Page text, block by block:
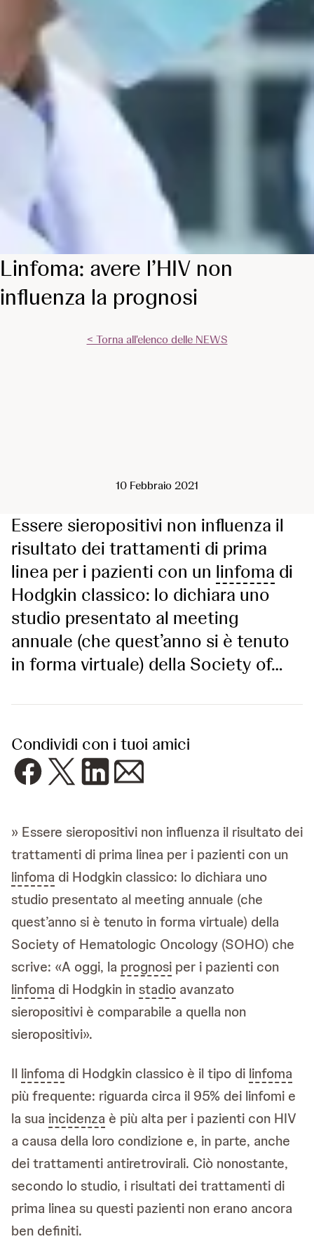
Linfoma: avere l’HIV non
influenza la prognosi
< Torna all'elenco delle NEWS
10 Febbraio 2021
Essere sieropositivi non influenza il
risultato dei trattamenti di prima
linea per i pazienti con un linfoma di
Hodgkin classico: lo dichiara uno
studio presentato al meeting
annuale (che quest’anno si è tenuto
in forma virtuale) della Society of…
Condividi con i tuoi amici
» Essere sieropositivi non influenza il risultato dei
trattamenti di prima linea per i pazienti con un
linfoma di Hodgkin classico: lo dichiara uno
studio presentato al meeting annuale (che
quest’anno si è tenuto in forma virtuale) della
Society of Hematologic Oncology (SOHO) che
scrive: «A oggi, la prognosi per i pazienti con
linfoma di Hodgkin instadio avanzato
sieropositivi è comparabile a quella non
sieropositivi».
Il linfoma di Hodgkin classico è il tipo di linfoma
più frequente: riguarda circa il 95% dei linfomi e
la sua incidenza è più alta per i pazienti con HIV
a causa della loro condizione e, in parte, anche
dei trattamenti antiretrovirali. Ciò nonostante,
secondo lo studio, i risultati dei trattamenti di
prima linea su questi pazienti non erano ancora
ben definiti.